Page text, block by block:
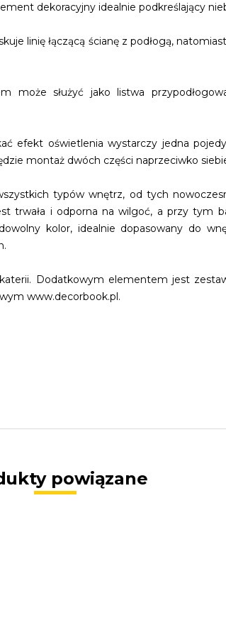
dekoracyjny idealnie podkreślający
linię łączącą ścianę z podłogą,
może służyć jako listwa
efekt oświetlenia wystarczy jedna
montaż dwóch części naprzeciwko
typów wnętrz, od tych
trwała i odporna na wilgoć, a przy tym
kolor, idealnie dopasowany do
Dodatkowym elementem jest
www.decorbook.pl.
powiązane